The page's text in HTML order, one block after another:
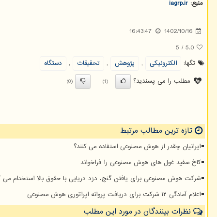
منبع: iagrp.ir
1402/10/16
16:43:47
5.0
/
5
تگها:
الكترونیكی , پژوهش , تحقیقات ,
دستگاه
مطلب را می پسندید؟
(1)
(0)
تازه ترین مطالب مرتبط
ایرانیان چقدر از هوش مصنوعی استفاده می کنند؟
کاخ سفید غول های هوش مصنوعی را فراخواند
شرکت هوش مصنوعی برای یافتن گنج، دزد دریایی با حقوق بالا استخدام می
اعلام آمادگی ۱۲ شرکت برای دریافت پروانه اپراتوری هوش مصنوعی
نظرات بینندگان در مورد این مطلب